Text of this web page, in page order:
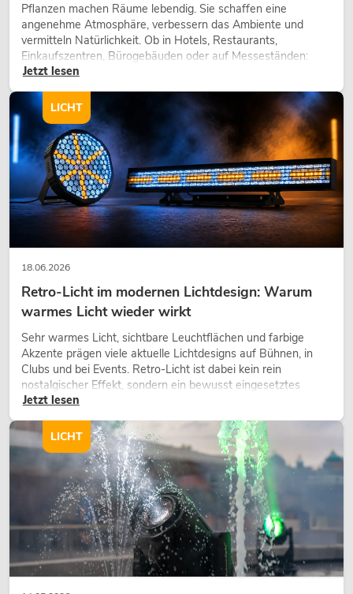
Pflanzen machen Räume lebendig. Sie schaffen eine
angenehme Atmosphäre, verbessern das Ambiente und
vermitteln Natürlichkeit. Ob in Hotels, Restaurants,
Einkaufszentren, Bürogebäuden oder auf Messeständen:
eine hochwertige Begrünung gehört heute längst zum
modernen Raumkonzept.
Jetzt lesen
18.06.2026
Retro-Licht im modernen Lichtdesign: Warum
warmes Licht wieder wirkt
Sehr warmes Licht, sichtbare Leuchtflächen und farbige
Akzente prägen viele aktuelle Lichtdesigns auf Bühnen, in
Clubs und bei Events. Retro-Licht ist dabei kein rein
nostalgischer Effekt, sondern ein bewusst eingesetztes
Gestaltungsmittel: Es schafft Atmosphäre, gibt Szenen
Charakter und kann technische LED-Setups emotionaler
wirken lassen.
Jetzt lesen
LICHT
LICHT